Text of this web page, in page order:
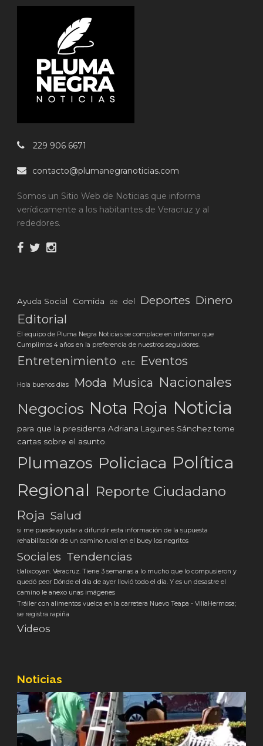
229 906 6671
contacto@plumanegranoticias.com
Somos un Sitio Web de Noticias que informa
verídicamente a los habitantes de Veracruz y al
rededores.
Ayuda Social Comida de del Deportes Dinero
Editorial
El equipo de Pluma Negra Noticias se complace en informar que
Cumplimos 4 años en la preferencia de nuestros seguidores.
Entretenimiento etc Eventos
Hola buenos días Moda Musica Nacionales
Negocios Nota Roja Noticia
para que la presidenta Adriana Lagunes Sánchez tome
cartas sobre el asunto.
Plumazos Policiaca Política
Regional Reporte Ciudadano
Roja Salud
si me puede ayudar a difundir esta información de la supuesta
rehabilitación de un camino rural en el buey los negritos
Sociales Tendencias
tlalixcoyan. Veracruz. Tiene 3 semanas a lo mucho que lo compusieron y
quedó peor Dónde el día de ayer llovió todo el día. Y es un desastre el
camino le anexo unas imágenes
Tráiler con alimentos vuelca en la carretera Nuevo Teapa - VillaHermosa;
se registra rapiña
Videos
Noticias